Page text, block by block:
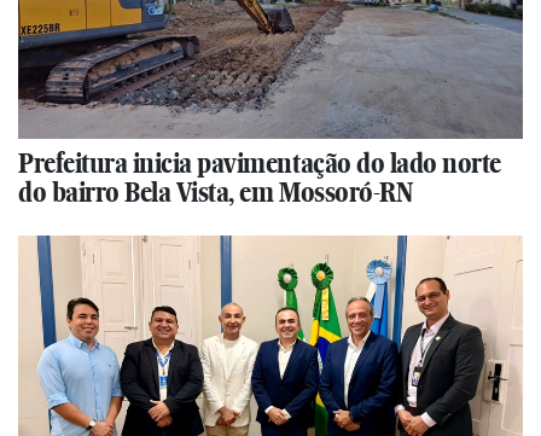
Prefeitura inicia pavimentação do lado norte
do bairro Bela Vista, em Mossoró-RN